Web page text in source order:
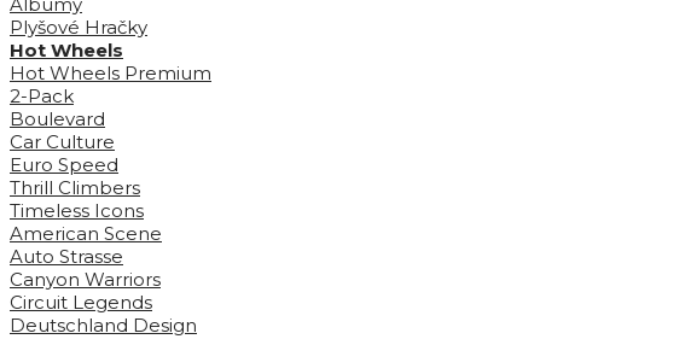
Plyšové Hračky
Hot Wheels
Hot Wheels Premium
2-Pack
Boulevard
Car Culture
Euro Speed
Thrill Climbers
Timeless Icons
American Scene
Auto Strasse
Canyon Warriors
Circuit Legends
Deutschland Design